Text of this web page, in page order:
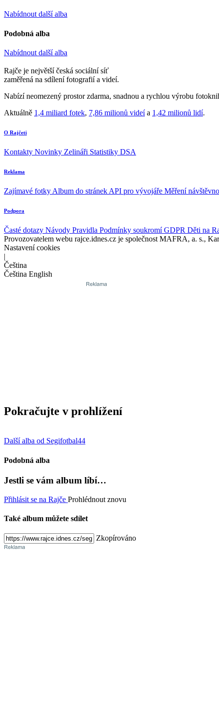
Nabídnout další alba
Podobná alba
Nabídnout další alba
Rajče je největší česká sociální síť
zaměřená na sdílení fotografií a videí.
Nabízí neomezený prostor zdarma, snadnou a rychlou výrobu
Aktuálně 1,4 miliard fotek, 7,86 milionů videía 1,42 milionů lidí.
O Rajčeti
Kontakty Novinky Zelináři Statistiky DSA
Reklama
Zajímavé fotky Album do stránek API pro vývojáře Měření
Podpora
Časté dotazy Návody Pravidla Podmínky soukromíGDPR Děti na
Provozovatelem webu rajce.idnes.cz je společnost MAFRA, a. s.,
Nastavení cookies
|
Čeština
Čeština English
Pokračujte v prohlížení
Další alba od Segifotbal44
Podobná alba
Jestli se vám album líbí…
Přihlásit se na Rajče Prohlédnout znovu
Také album můžete sdílet
Zkopírováno